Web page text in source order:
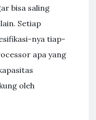
bisa saling
Setiap
nya tiap-
apa yang
oleh